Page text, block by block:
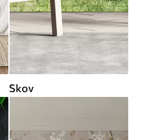
Skov